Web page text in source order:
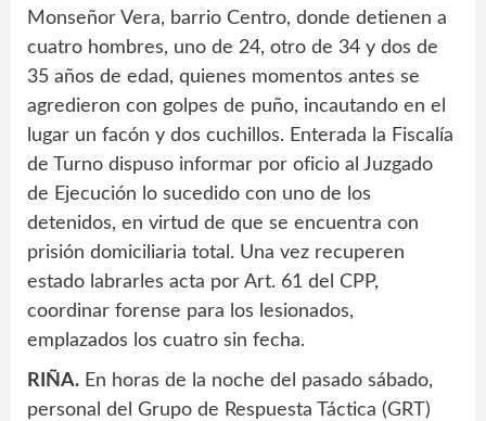
Monseñor Vera, barrio Centro, donde detienen a
cuatro hombres, uno de 24, otro de 34 y dos de
35 años de edad, quienes momentos antes se
agredieron con golpes de puño, incautando en el
lugar un facón y dos cuchillos. Enterada la Fiscalía
de Turno dispuso informar por oficio al Juzgado
de Ejecución lo sucedido con uno de los
detenidos, en virtud de que se encuentra con
prisión domiciliaria total. Una vez recuperen
estado labrarles acta por Art. 61 del CPP,
coordinar forense para los lesionados,
emplazados los cuatro sin fecha.
RIÑA. En horas de la noche del pasado sábado,
personal del Grupo de Respuesta Táctica (GRT)